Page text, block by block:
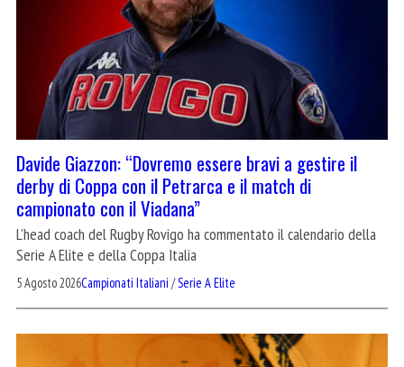
Davide Giazzon: “Dovremo essere bravi a gestire il
derby di Coppa con il Petrarca e il match di
campionato con il Viadana”
L'head coach del Rugby Rovigo ha commentato il calendario della
Serie A Elite e della Coppa Italia
5 Agosto 2026Campionati Italiani /Serie A Elite